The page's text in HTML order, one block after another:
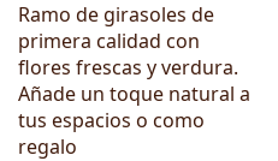
Ramo de girasoles de
primera calidad con
flores frescas y verdura.
Añade un toque natural a
tus espacios o como
regalo